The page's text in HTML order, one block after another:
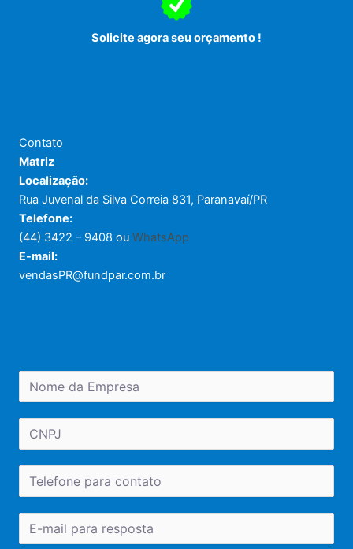
Solicite agora seu orçamento !
Contato
Matriz
Localização:
Rua Juvenal da Silva Correia 831, Paranavaí/PR
Telefone:
(44) 3422 – 9408 ou WhatsApp
E-mail:
vendasPR@fundpar.com.br